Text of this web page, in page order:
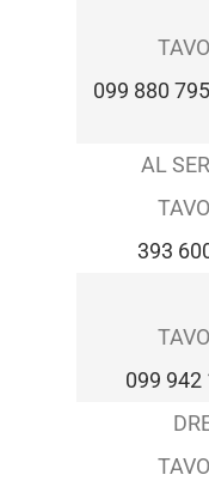
099 880
AL
393
099 942